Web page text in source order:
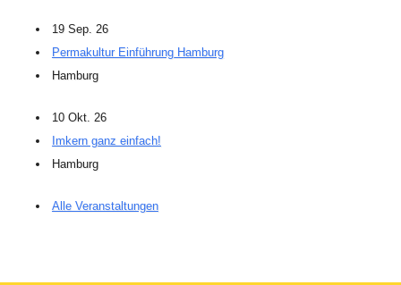
19 Sep. 26
Permakultur Einführung Hamburg
Hamburg
10 Okt. 26
Imkern ganz einfach!
Hamburg
Alle Veranstaltungen